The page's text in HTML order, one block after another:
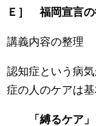
Ｅ］ 福岡宣言の
講義内容の整理
認知症という病
症の人のケアは
「縛るケア」